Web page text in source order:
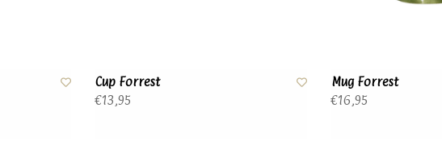
Cup Forrest
€13,95
Mug Forrest
€16,95